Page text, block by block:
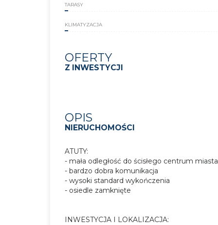
TARASY
KLIMATYZACJA
OFERTY
Z INWESTYCJI
OPIS
NIERUCHOMOŚCI
ATUTY:
- mała odległość do ścisłego centrum
- bardzo dobra komunikacja
- wysoki standard wykończenia
- osiedle zamknięte
INWESTYCJA I LOKALIZACJA: